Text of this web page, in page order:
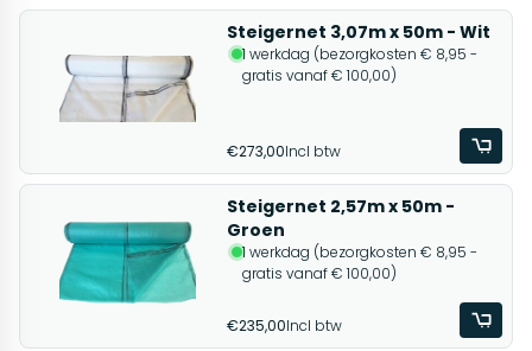
Steigernet 3,07m x 50m - Wit
1 werkdag (bezorgkosten € 8,95 -
gratis vanaf € 100,00)
€273,00Incl btw
Steigernet 2,57m x 50m -
Groen
1 werkdag (bezorgkosten € 8,95 -
gratis vanaf € 100,00)
€235,00Incl btw